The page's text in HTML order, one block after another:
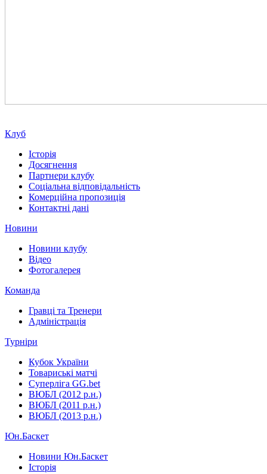
Клуб
Історія
Досягнення
Партнери клубу
Соціальна відповідальність
Комерційна пропозиція
Контактні дані
Новини
Новини клубу
Відео
Фотогалерея
Команда
Гравці та Тренери
Адміністрація
Турніри
Кубок України
Товариські матчі
Суперліга GG.bet
ВЮБЛ (2012 р.н.)
ВЮБЛ (2011 р.н.)
ВЮБЛ (2013 р.н.)
Юн.Баскет
Новини Юн.Баскет
Історія